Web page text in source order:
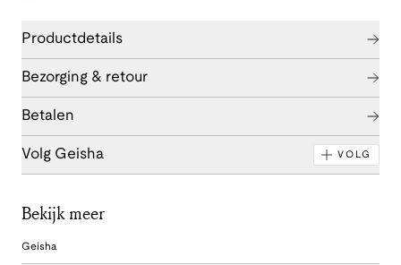
Productdetails
Bezorging & retour
Betalen
Volg Geisha VOLG
Bekijk meer
Geisha